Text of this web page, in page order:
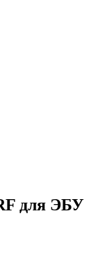
для ЭБУ